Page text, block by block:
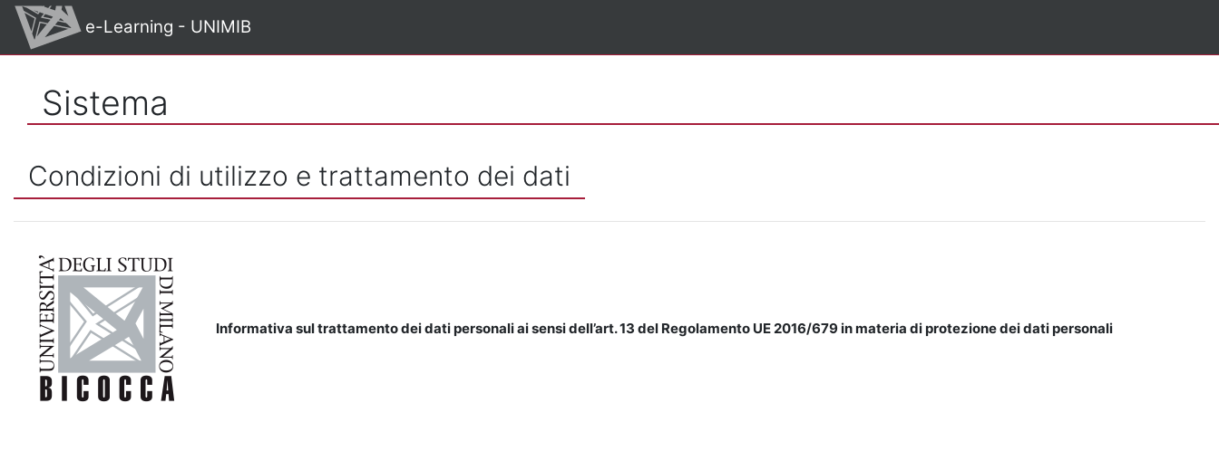
Vai al contenuto principale
e-Learning - UNIMIB
Sistema
Condizioni di utilizzo e trattamento dei dati
Informativa sul trattamento dei dati personali ai sensi dell’art. 13 del Regolamento UE 2016/679 in materia di protezione dei dati personali